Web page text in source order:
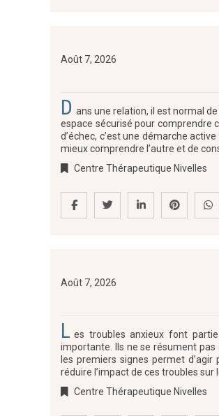
Août 7, 2026
D ans une relation, il est normal
espace sécurisé pour comprendre
d’échec, c’est une démarche
mieux comprendre l’autre et de
Centre Thérapeutique Nivelles
Août 7, 2026
L es troubles anxieux font
importante. Ils ne se résument pas
les premiers signes permet
réduire l’impact de ces troubles
Centre Thérapeutique Nivelles